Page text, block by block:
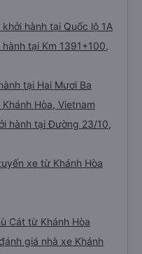
hành tại Quốc lộ 1A
tại Km 1391+100,
tại Hai Mươi Ba
Hòa, Vietnam
hành tại Đường 23/10,
xe từ Khánh Hòa
Cát từ Khánh Hòa
giá nhà xe Khánh